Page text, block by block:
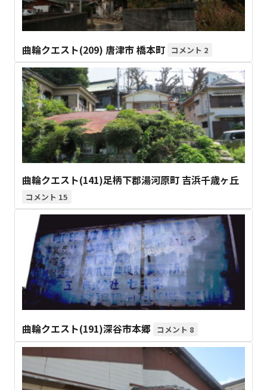
曲輪クエスト(209) 唐津市 橋本町 2
曲輪クエスト(141)足柄下郡湯河原町 吉浜千歳ヶ丘
15
曲輪クエスト(191)深谷市本郷 8